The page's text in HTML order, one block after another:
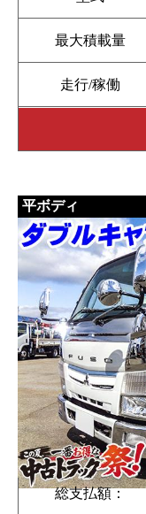
最大積載量
走行/稼働
平ボディ
総支払額：